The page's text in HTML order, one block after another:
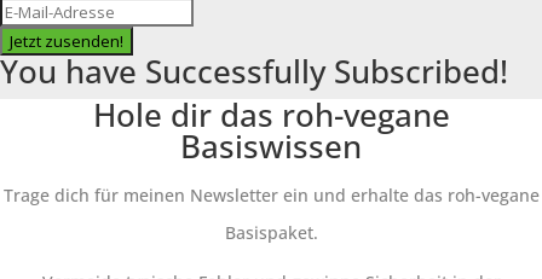
Jetzt zusenden!
You have Successfully Subscribed!
Hole dir das roh-vegane
Basiswissen
Trage dich für meinen Newsletter ein und erhalte das roh-vegane
Basispaket.